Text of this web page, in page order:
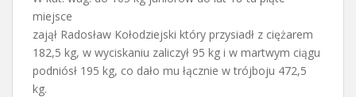
miejsce
zajął Radosław Kołodziejski który przysiadł z ciężarem
182,5 kg, w wyciskaniu zaliczył 95 kg i w martwym ciągu
podniósł 195 kg, co dało mu łącznie w trójboju 472,5
kg.